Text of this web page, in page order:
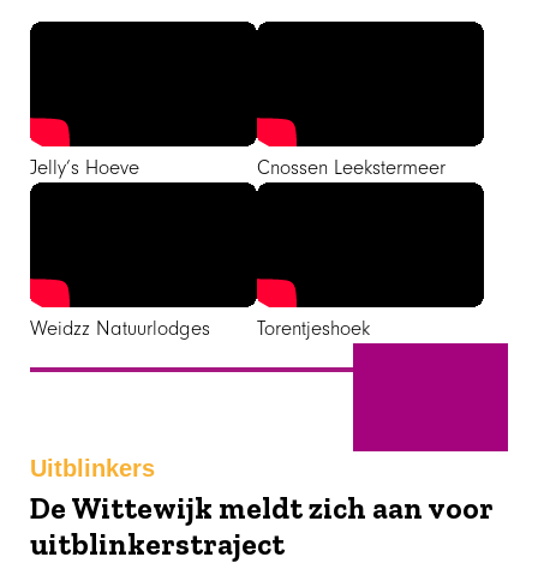
Jelly’s Hoeve Cnossen Leekstermeer
Weidzz Natuurlodges Torentjeshoek
Uitblinkers
De Wittewijk meldt zich aan voor
uitblinkerstraject